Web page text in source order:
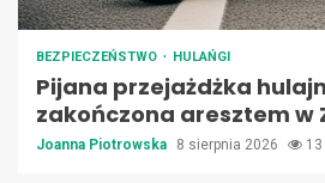
BEZPIECZEŃSTWO HULAŃGI
Pijana przejażdżka
zakończona aresztem w
Joanna Piotrowska 8 sierpnia 2026 13